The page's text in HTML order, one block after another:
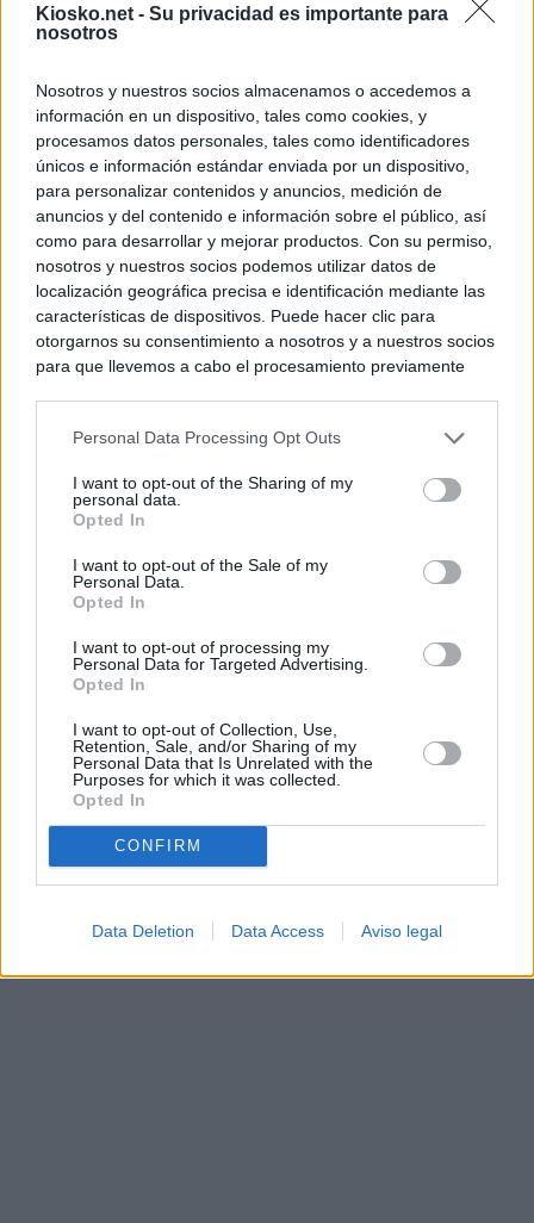
Kiosko.net - Su privacidad es importante para
nosotros
Nosotros y nuestros socios almacenamos o accedemos a
información en un dispositivo, tales como cookies, y
procesamos datos personales, tales como identificadores
únicos e información estándar enviada por un dispositivo,
para personalizar contenidos y anuncios, medición de
anuncios y del contenido e información sobre el público, así
como para desarrollar y mejorar productos. Con su permiso,
nosotros y nuestros socios podemos utilizar datos de
localización geográfica precisa e identificación mediante las
características de dispositivos. Puede hacer clic para
otorgarnos su consentimiento a nosotros y a nuestros socios
para que llevemos a cabo el procesamiento previamente
negar su consentimiento. Tenga en cuenta que algún
de su consentimiento, pero usted tiene el derecho de
rechazar tal procesamiento. Sus preferencias se aplicarán
cualquier momento entrando de nuevo en este sitio web o
visitando nuestra política de privacidad.
Personal Data Processing Opt Outs
I want to opt-out of the Sharing of my
personal data.
Opted In
I want to opt-out of the Sale of my
Personal Data.
Opted In
I want to opt-out of processing my
Personal Data for Targeted Advertising.
Opted In
I want to opt-out of Collection, Use,
Retention, Sale, and/or Sharing of my
Personal Data that Is Unrelated with the
Purposes for which it was collected.
Opted In
CONFIRM
Data Deletion Data Access Aviso legal